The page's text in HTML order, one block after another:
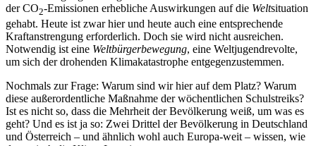
der CO2-Emissionen erhebliche Auswirkungen auf die Weltsituation
gehabt. Heute ist zwar hier und heute auch eine entsprechende
Kraftanstrengung erforderlich. Doch sie wird nicht ausreichen.
Notwendig ist eine Weltbürgerbewegung, eine Weltjugendrevolte,
um sich der drohenden Klimakatastrophe entgegenzustemmen.
Nochmals zur Frage: Warum sind wir hier auf dem Platz? Warum
diese außerordentliche Maßnahme der wöchentlichen Schulstreiks?
Ist es nicht so, dass die Mehrheit der Bevölkerung weiß, um was es
geht? Und es ist ja so: Zwei Drittel der Bevölkerung in Deutschland
und Österreich – und ähnlich wohl auch Europa-weit – wissen, wie